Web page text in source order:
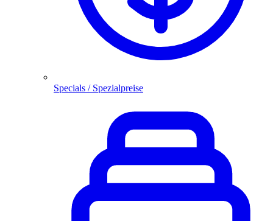
Specials / Spezialpreise